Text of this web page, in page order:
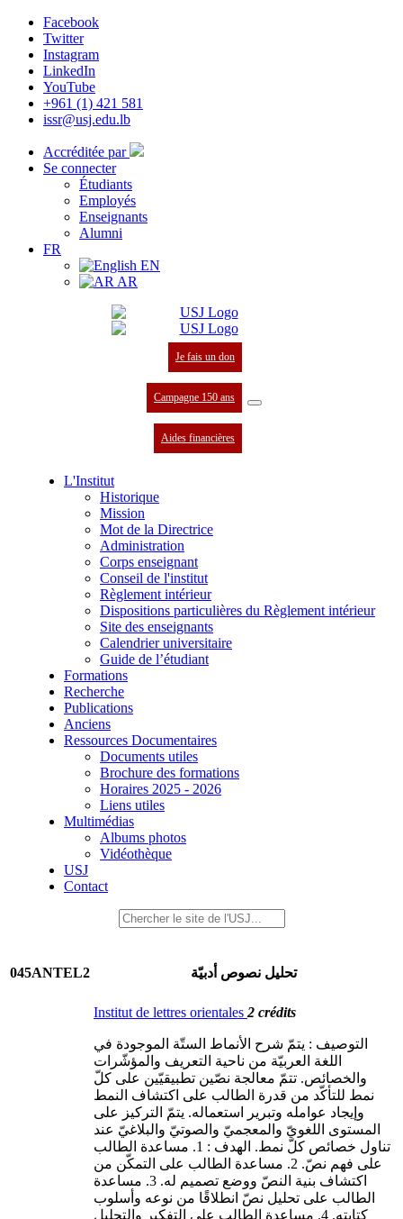
Facebook
Twitter
Instagram
LinkedIn
YouTube
+961 (1) 421 581
issr@usj.edu.lb
Accréditée par
Se connecter
Étudiants
Employés
Enseignants
Alumni
FR
EN
AR
Je fais un don
Campagne 150 ans
Aides financières
L'Institut
Historique
Mission
Mot de la Directrice
Administration
Corps enseignant
Conseil de l'institut
Règlement intérieur
Dispositions particulières du Règlement intérieur
Site des enseignants
Calendrier universitaire
Guide de l’étudiant
Formations
Recherche
Publications
Anciens
Ressources Documentaires
Documents utiles
Brochure des formations
Horaires 2025 - 2026
Liens utiles
Multimédias
Albums photos
Vidéothèque
USJ
Contact
045ANTEL2 تحليل نصوص أدبيّة
Institut de lettres orientales 2 crédits
التوصيف : يتمّ شرح الأنماط الستّة الموجودة في
اللغة العربيّة من ناحية التعريف والمؤشّرات
والخصائص. تتمّ معالجة نصّين تطبيقيّين على كلّ
نمط للتأكّد من قدرة الطالب على اكتشاف النمط
وإيجاد عوامله وتبرير استعماله. يتمّ التركيز على
المستوى اللغويّ والمعجميّ والصوتيّ والبلاغيّ عند
تناول خصائص كلّ نمط. الهدف : 1. مساعدة الطالب
على فهم نصّ. 2. مساعدة الطالب على التمكّن من
اكتشاف بنية النصّ ووضع تصميم له. 3. مساعدة
الطالب على تحليل نصّ انطلاقًا من نوعه وأسلوب
كتابته. 4. مساعدة الطالب على التفكير والتحليل